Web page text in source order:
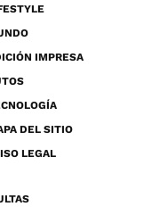
IMPRESA
DEL SITIO
LEGAL